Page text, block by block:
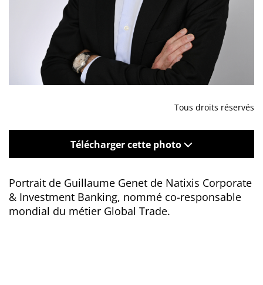
Tous droits réservés
Télécharger cette photo
Portrait de Guillaume Genet de Natixis Corporate
& Investment Banking, nommé co-responsable
mondial du métier Global Trade.